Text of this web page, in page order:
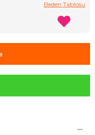
Beden Tablosu